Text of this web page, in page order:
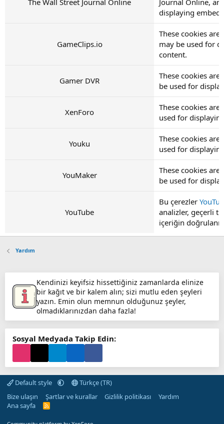
The Wall Street Journal Online
Journal Online,
displaying
GameClips.io
These cookies are
may be used for
content.
Gamer DVR
These cookies are
be used for
XenForo
These cookies are
used for
Youku
These cookies are
used for
YouMaker
These cookies are
be used for
YouTube
Bu çerezler
analizler, geçerli
içeriğin
Yardım
Kendinizi keyifsiz hissettiğiniz zamanlarda elinize
bir kağıt ve bir kalem alın; sizi mutlu eden şeyleri
yazın. Emin olun memnun olduğunuz şeyler,
olmadıklarınızdan daha fazla!
Sosyal Medyada Takip Edin:
Default style
Türkçe (TR)
Bize ulaşın
Şartlar ve kurallar Gizlilik politikası
Yardım
Ana sayfa
R